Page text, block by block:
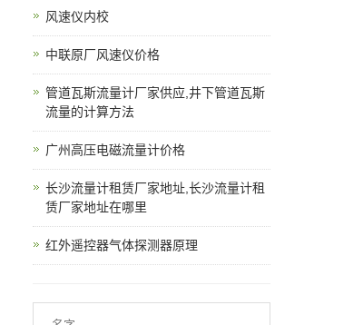
风速仪内校
中联原厂风速仪价格
管道瓦斯流量计厂家供应,井下管道瓦斯
流量的计算方法
广州高压电磁流量计价格
长沙流量计租赁厂家地址,长沙流量计租
赁厂家地址在哪里
红外遥控器气体探测器原理